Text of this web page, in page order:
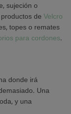
sujeción o
de Velcro
topes o remates
para cordones.
donde irá
Una
y una